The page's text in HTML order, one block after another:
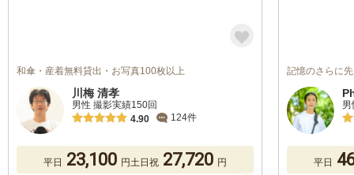
和傘・産着無料貸出・お写真100枚以上
川梅 清孝
男性 撮影実績150回
4.90
124件
平日 23,100 円土日祝 27,720 円
記憶のさらに
平日